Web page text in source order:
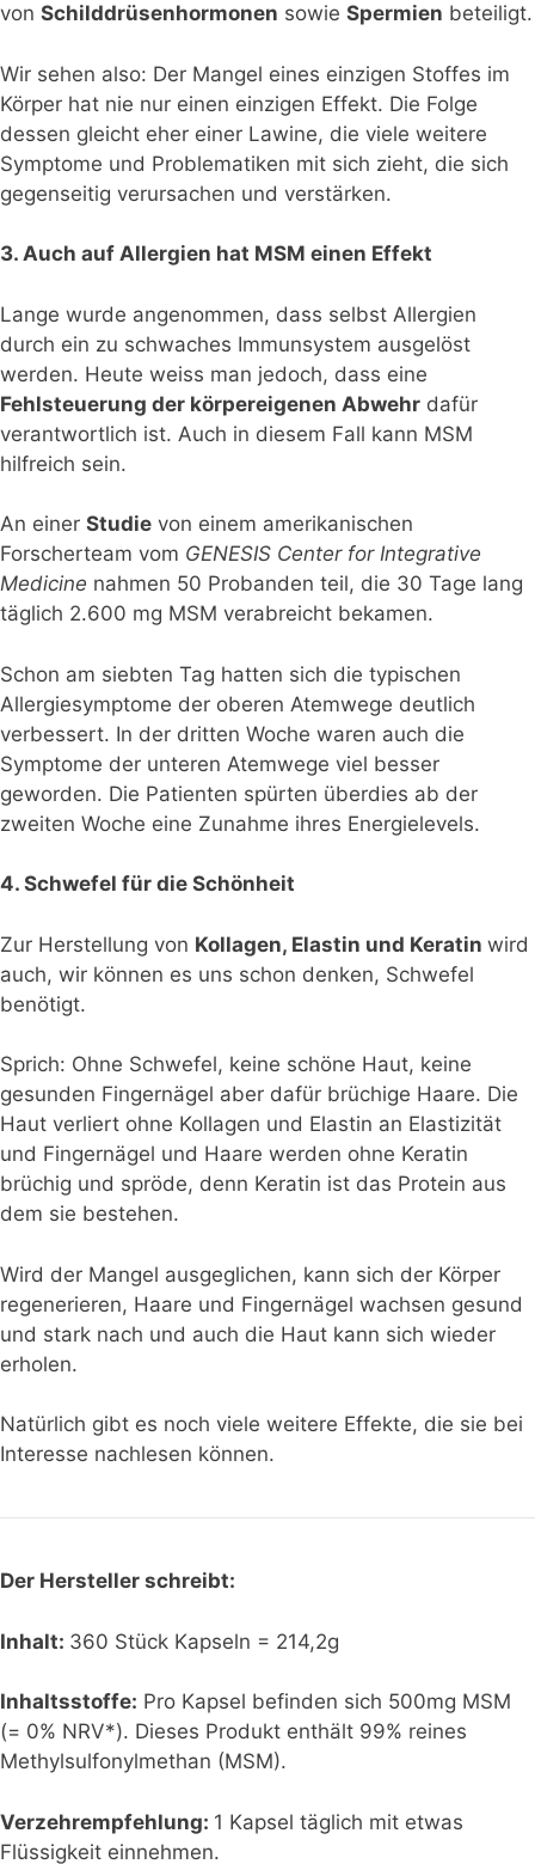
von Schilddrüsenhormonen sowie Spermien beteiligt.
Wir sehen also: Der Mangel eines einzigen Stoffes im
Körper hat nie nur einen einzigen Effekt. Die Folge
dessen gleicht eher einer Lawine, die viele weitere
Symptome und Problematiken mit sich zieht, die sich
gegenseitig verursachen und verstärken.
3. Auch auf Allergien hat MSM einen Effekt
Lange wurde angenommen, dass selbst Allergien
durch ein zu schwaches Immunsystem ausgelöst
werden. Heute weiss man jedoch, dass eine
Fehlsteuerung der körpereigenen Abwehr dafür
verantwortlich ist. Auch in diesem Fall kann MSM
hilfreich sein.
An einer Studie von einem amerikanischen
Forscherteam vom GENESIS Center for Integrative
Medicine nahmen 50 Probanden teil, die 30 Tage lang
täglich 2.600 mg MSM verabreicht bekamen.
Schon am siebten Tag hatten sich die typischen
Allergiesymptome der oberen Atemwege deutlich
verbessert. In der dritten Woche waren auch die
Symptome der unteren Atemwege viel besser
geworden. Die Patienten spürten überdies ab der
zweiten Woche eine Zunahme ihres Energielevels.
4. Schwefel für die Schönheit
Zur Herstellung von Kollagen, Elastin und Keratin wird
auch, wir können es uns schon denken, Schwefel
benötigt.
Sprich: Ohne Schwefel, keine schöne Haut, keine
gesunden Fingernägel aber dafür brüchige Haare. Die
Haut verliert ohne Kollagen und Elastin an Elastizität
und Fingernägel und Haare werden ohne Keratin
brüchig und spröde, denn Keratin ist das Protein aus
dem sie bestehen.
Wird der Mangel ausgeglichen, kann sich der Körper
regenerieren, Haare und Fingernägel wachsen gesund
und stark nach und auch die Haut kann sich wieder
erholen.
Natürlich gibt es noch viele weitere Effekte, die sie bei
Interesse nachlesen können.
Der Hersteller schreibt:
Inhalt: 360 Stück Kapseln = 214,2g
Inhaltsstoffe: Pro Kapsel befinden sich 500mg MSM
(= 0% NRV*). Dieses Produkt enthält 99% reines
Methylsulfonylmethan (MSM).
Verzehrempfehlung: 1 Kapsel täglich mit etwas
Flüssigkeit einnehmen.